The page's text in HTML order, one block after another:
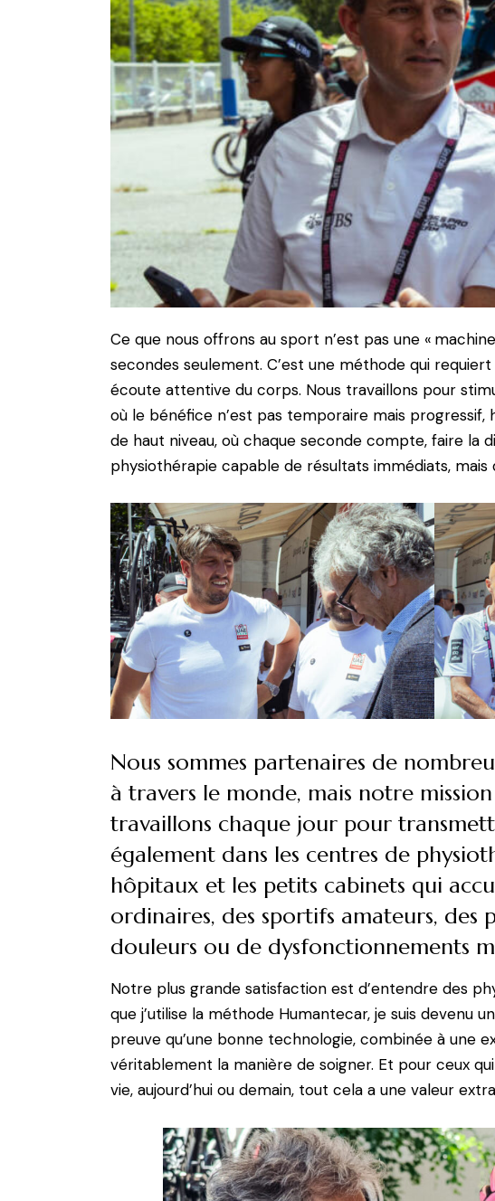
Ce que nous offrons au sport n’est pas une «
secondes seulement. C’est une méthode qui
écoute attentive du corps. Nous travaillons pour
où le bénéfice n’est pas temporaire mais progressif,
de haut niveau, où chaque seconde compte, faire la
physiothérapie capable de résultats immédiats, mais
Nous sommes partenaires de
à travers le monde, mais notre mission
travaillons chaque jour pour
également dans les centres de
hôpitaux et les petits cabinets qui
ordinaires, des sportifs amateurs, des
douleurs ou de dysfonctionnements
Notre plus grande satisfaction est d’entendre des
que j’utilise la méthode Humantecar, je suis devenu
preuve qu’une bonne technologie, combinée à une
véritablement la manière de soigner. Et pour ceux
vie, aujourd’hui ou demain, tout cela a une valeur